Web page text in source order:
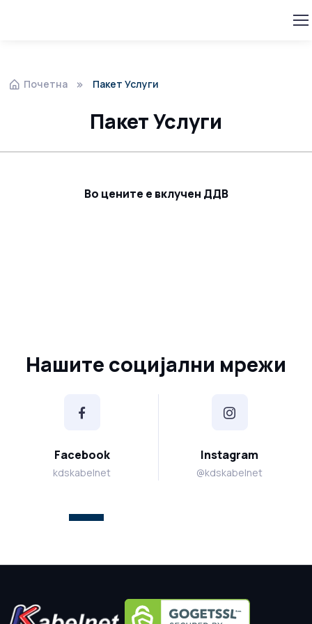
Почетна Пакет Услуги
Пакет Услуги
Во цените е вклучен ДДВ
Нашите социјални мрежи
Facebook
kdskabelnet
Instagram
@kdskabelnet